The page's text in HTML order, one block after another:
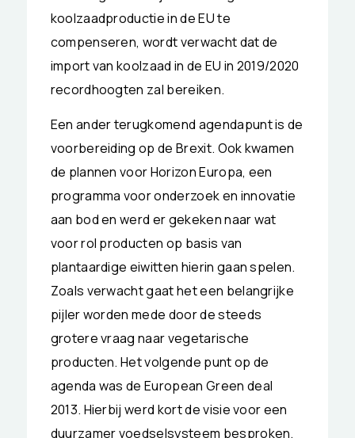
koolzaadproductie in de EU te
compenseren, wordt verwacht dat de
import van koolzaad in de EU in 2019/2020
recordhoogten zal bereiken.
Een ander terugkomend agendapunt is de
voorbereiding op de Brexit. Ook kwamen
de plannen voor Horizon Europa, een
programma voor onderzoek en innovatie
aan bod en werd er gekeken naar wat
voor rol producten op basis van
plantaardige eiwitten hierin gaan spelen.
Zoals verwacht gaat het een belangrijke
pijler worden mede door de steeds
grotere vraag naar vegetarische
producten. Het volgende punt op de
agenda was de European Green deal
2013. Hierbij werd kort de visie voor een
duurzamer voedselsysteem besproken.